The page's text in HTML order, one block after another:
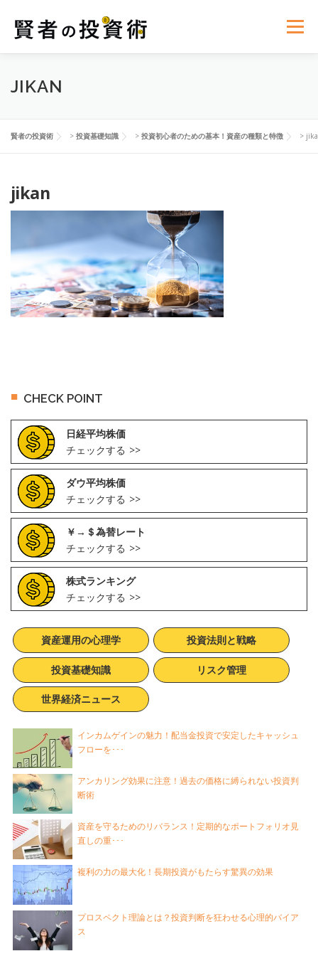
メニュー
投資基礎知識
資産運用の心理学 投資法則と戦略
JIKAN
賢者の投資術 > 投資基礎知識 > 投資初心者のための基本！資産の種類と特徴 >
jikan
CHECK POINT
日経平均株価
チェックする
ダウ平均株価
チェックする
￥→＄為替レート
チェックする
株式ランキング
チェックする
資産運用の心理学 投資法則と戦略
投資基礎知識 リスク管理
世界経済ニュース
インカムゲインの魅力！配当金投資で安定したキャッシュ
フローを･･･
アンカリング効果に注意！過去の価格に縛られない投資判
断術
資産を守るためのリバランス！定期的なポートフォリオ見
直しの重･･･
複利の力の最大化！長期投資がもたらす驚異の効果
プロスペクト理論とは？投資判断を狂わせる心理的バイア
ス